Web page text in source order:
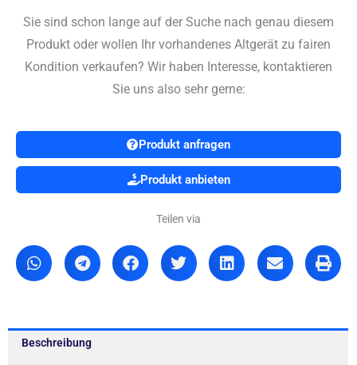
Sie sind schon lange auf der Suche nach genau diesem
Produkt oder wollen Ihr vorhandenes Altgerät zu fairen
Kondition verkaufen? Wir haben Interesse, kontaktieren
Sie uns also sehr gerne:
Produkt anfragen
Produkt anbieten
Teilen via
Beschreibung